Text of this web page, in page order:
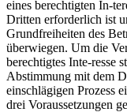
eines berechtigten In-
Dritten erforderlich ist
Grundfreiheiten des
überwiegen. Um die
berechtigtes Inte-resse
Abstimmung mit dem
einschlägigen Prozess
drei Voraussetzungen